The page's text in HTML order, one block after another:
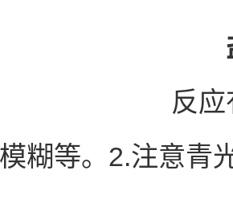
反
糊等。2.注意青